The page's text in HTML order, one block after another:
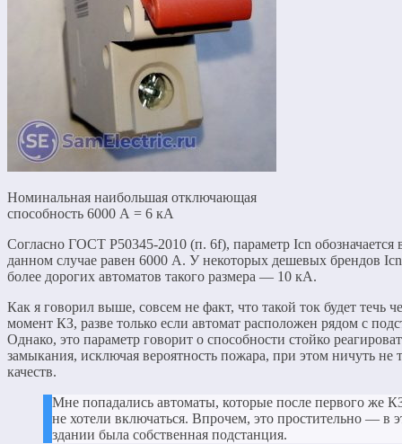
Номинальная наибольшая отключающая
способность 6000 А = 6 кА
Согласно ГОСТ Р50345-2010 (п. 6f), параметр Icn обозначается
данном случае равен 6000 А. У некоторых дешевых брендов
более дорогих автоматов такого размера — 10 кА.
Как я говорил выше, совсем не факт, что такой ток будет течь
момент КЗ, разве только если автомат расположен рядом с
Однако, это параметр говорит о способности стойко
замыкания, исключая вероятность пожара, при этом ничуть не
качеств.
Мне попадались автоматы, которые после первого же
не хотели включаться. Впрочем, это простительно — в
здании была собственная подстанция.